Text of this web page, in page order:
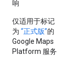
响
仅适用于标记
为 “正式版”的
Google Maps
Platform 服务